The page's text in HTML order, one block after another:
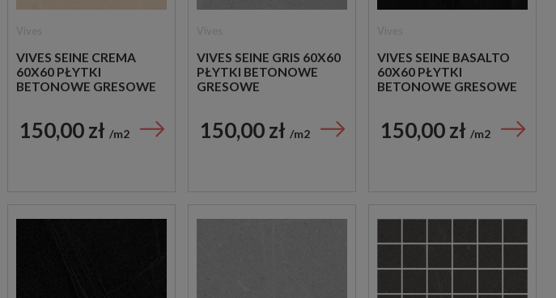
VIVES SEINE CREMA
60X60 PŁYTKI
BETONOWE GRESOWE
150,00 zł m2
VIVES SEINE GRIS 60X60
PŁYTKI BETONOWE
GRESOWE
150,00 zł m2
VIVES SEINE BASALTO
60X60 PŁYTKI
BETONOWE GRESOWE
150,00 zł m2